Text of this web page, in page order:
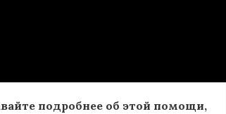
подробнее об этой помощи,